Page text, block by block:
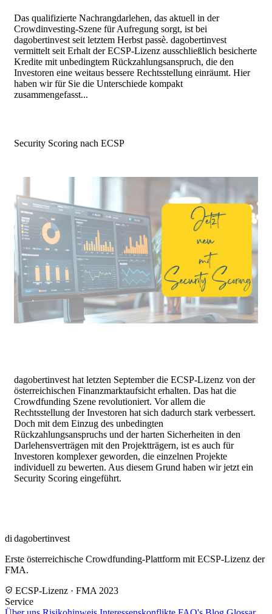
Das qualifizierte Nachrangdarlehen, das aktuell in der
Crowdinvesting-Szene für Aufregung sorgt, ist bei
dagobertinvest seit letztem Herbst passè. dagobertinvest
vermittelt seit Erhalt der ECSP-Lizenz ausschließlich besicherte
Kredite mit unbedingtem Rückzahlungsanspruch, die den
Investoren eine weitaus bessere Rechtsstellung einräumt. Hier
haben wir für Sie die Unterschiede kompakt
zusammengefasst...
Security Scoring nach ECSP
dagobertinvest hat letzten September die ECSP-Lizenz von der
österreichischen Finanzmarktaufsicht erhalten. Das hat die
Crowdfunding Szene revolutioniert. Vor allem die
Rechtsstellung der Investoren hat sich dadurch stark verbessert.
Doch mit dem Einzug des unbedingten
Rückzahlungsanspruchs und der harten Sicherheiten in den
Darlehensverträgen mit den Projektträgern, ist es auch für
Investoren komplexer geworden, die einzelnen Projekte
individuell zu bewerten. Aus diesem Grund haben wir jetzt ein
Security Scoring eingeführt.
di dagobertinvest
Erste österreichische Crowdfunding-Plattform mit ECSP-Lizenz der
FMA.
ECSP-Lizenz · FMA 2023
Service